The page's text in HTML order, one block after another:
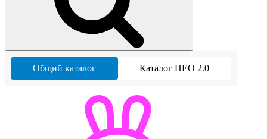
Общий каталог Каталог НЕО 2.0